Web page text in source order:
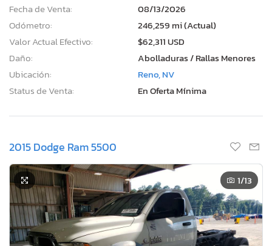
Fecha de Venta:
08/13/2026
Odómetro:
246,259 mi (Actual)
Valor Actual Efectivo:
$62,311 USD
Daño:
Abolladuras / Rallas Menores
Ubicación:
Reno, NV
Status de Venta:
En Oferta Mínima
2015 Dodge Ram 5500
1/13